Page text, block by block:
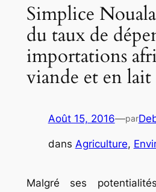
Simplice
du taux de
importations
viande et en lait
Août 15, 2016—par
dans Agriculture,
Malgré ses